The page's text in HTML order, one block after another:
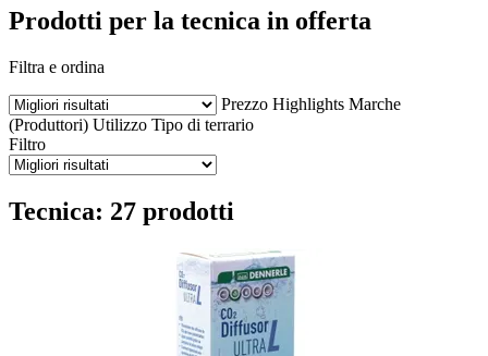
Prodotti per la tecnica in offerta
Filtra e ordina
Prezzo Highlights Marche
(Produttori) Utilizzo Tipo di terrario
Filtro
Tecnica: 27 prodotti